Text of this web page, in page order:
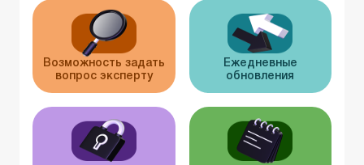
Возможность задать
вопрос эксперту
Ежедневные
обновления